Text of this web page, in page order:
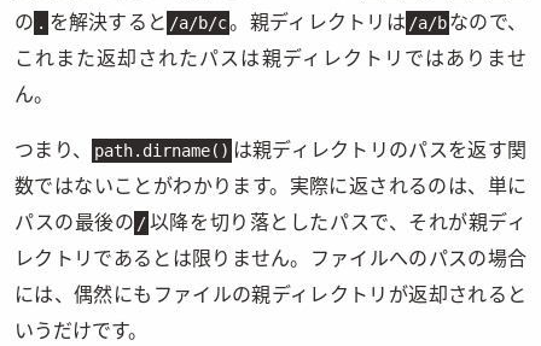
の . を解決すると /a/b/c。親ディレクトリは /a/bなので、
これまた返却されたパスは親ディレクトリではありませ
ん。
つまり、path.dirname() は親ディレクトリのパスを返す関
数ではないことがわかります。実際に返されるのは、単に
パスの最後の /以降を切り落としたパスで、それが親ディ
レクトリであるとは限りません。ファイルへのパスの場合
には、偶然にもファイルの親ディレクトリが返却されると
いうだけです。